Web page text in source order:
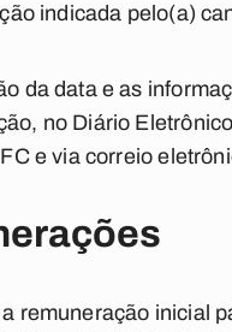
indicada pelo(a)
da data e as
no Diário
e via correio
remuneração inicial